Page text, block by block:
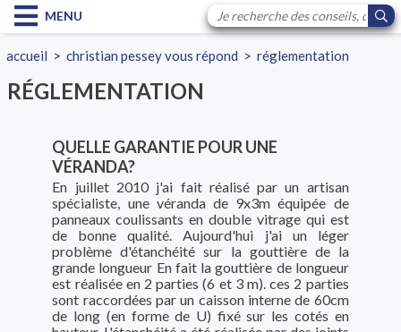
MENU
accueil >christian pessey vous répond >réglementation
RÉGLEMENTATION
QUELLE GARANTIE POUR UNE
VÉRANDA?
En juillet 2010 j'ai fait réalisé par un artisan
spécialiste, une véranda de 9x3m équipée de
panneaux coulissants en double vitrage qui est
de bonne qualité. Aujourd'hui j'ai un léger
problème d'étanchéité sur la gouttière de la
grande longueur En fait la gouttière de longueur
est réalisée en 2 parties (6 et 3 m). ces 2 parties
sont raccordées par un caisson interne de 60cm
de long (en forme de U) fixé sur les cotés en